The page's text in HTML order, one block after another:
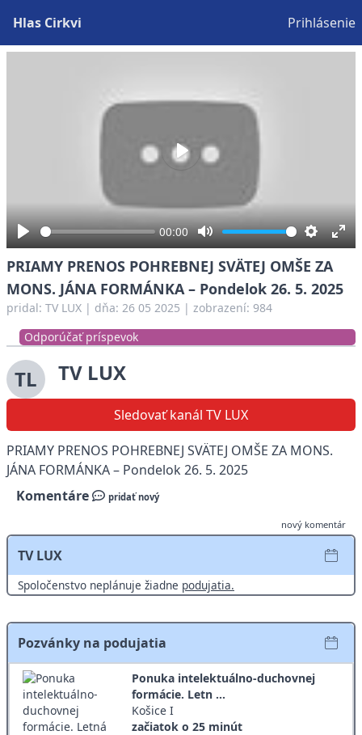
Hlas Cirkvi Prihlásenie
Play
00:00
Mute Settings
Play
PRIAMY PRENOS POHREBNEJ SVÄTEJ OMŠE ZA
MONS. JÁNA FORMÁNKA – Pondelok 26. 5. 2025
pridal: TV LUX | dňa: 26 05 2025 | zobrazení: 984
Odporúčať príspevok
TL TV LUX
Sledovať kanál TV LUX
PRIAMY PRENOS POHREBNEJ SVÄTEJ OMŠE ZA MONS.
JÁNA FORMÁNKA – Pondelok 26. 5. 2025
Komentáre
pridať nový
nový komentár
TV LUX
Spoločenstvo neplánuje žiadne podujatia.
Pozvánky na podujatia
Ponuka intelektuálno-duchovnej
formácie. Letn ...
Košice I
začiatok o 25 minút